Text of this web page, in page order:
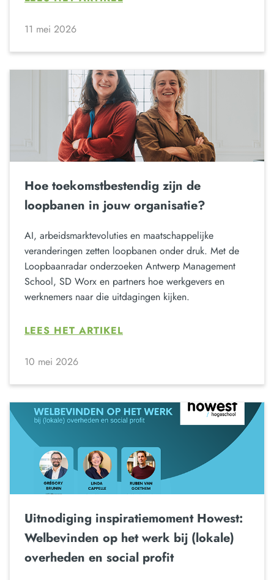
11 mei 2026
Hoe toekomstbestendig zijn de
loopbanen in jouw organisatie?
AI, arbeidsmarktevoluties en maatschappelijke
veranderingen zetten loopbanen onder druk. Met de
Loopbaanradar onderzoeken Antwerp Management
School, SD Worx en partners hoe werkgevers en
werknemers naar die uitdagingen kijken.
LEES HET ARTIKEL
10 mei 2026
Uitnodiging inspiratiemoment Howest:
Welbevinden op het werk bij (lokale)
overheden en social profit